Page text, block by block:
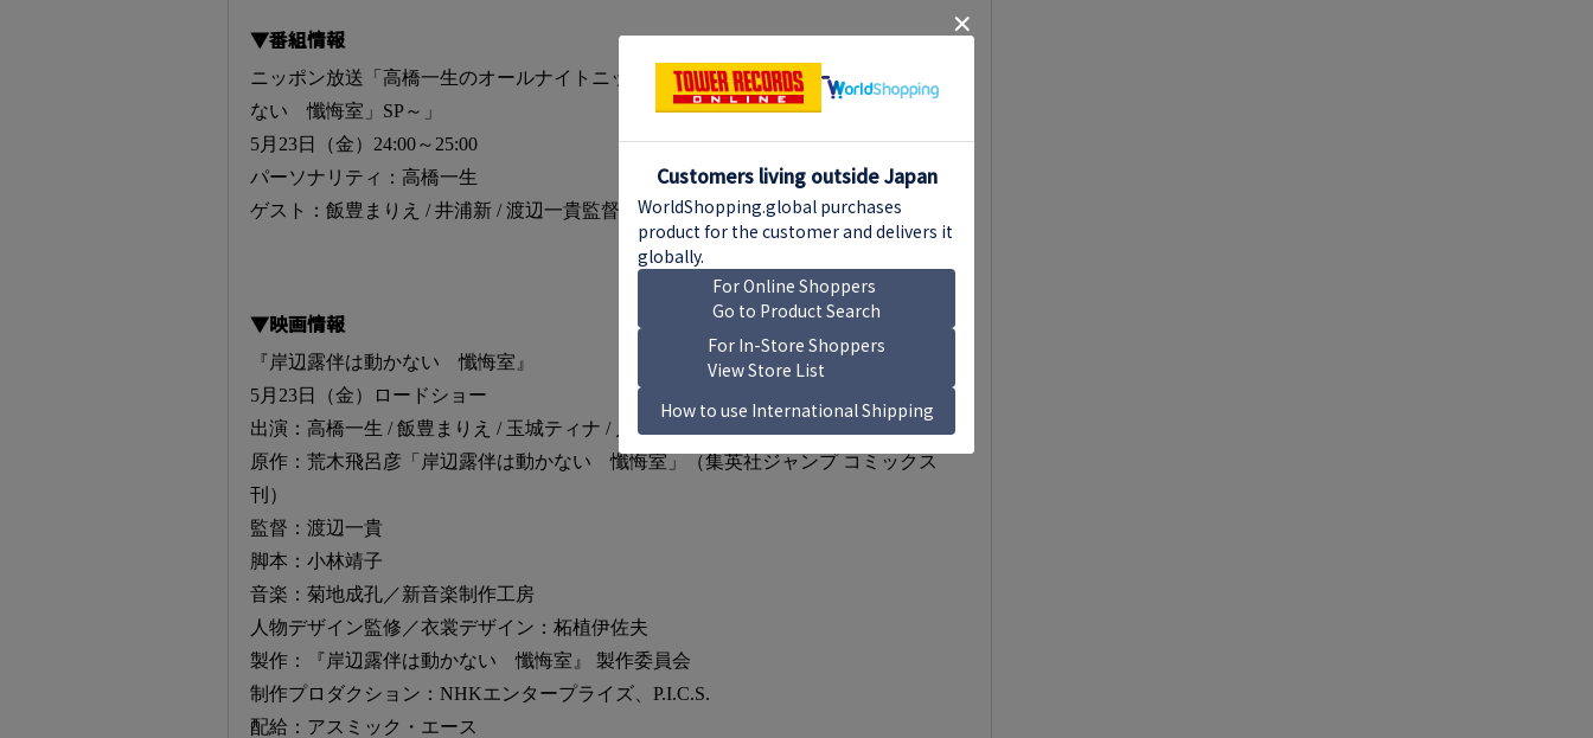
▼番組情報
ニッポン放送「高橋一生のオールナイトニッポンX(クロス)～映画「岸辺露伴は動か
ない 懺悔室」SP～」
5月23日（金）24:00～25:00
パーソナリティ：高橋一生
ゲスト：飯豊まりえ / 井浦新 / 渡辺一貴監督
▼映画情報
『岸辺露伴は動かない 懺悔室』
5月23日（金）ロードショー
出演：高橋一生 / 飯豊まりえ / 玉城ティナ / 戸次重幸 / 大東駿介 / 井浦新
原作：荒木飛呂彦「岸辺露伴は動かない 懺悔室」（集英社ジャンプ コミックス
刊）
監督：渡辺一貴
脚本：小林靖子
音楽：菊地成孔／新音楽制作工房
人物デザイン監修／衣裳デザイン：柘植伊佐夫
製作：『岸辺露伴は動かない 懺悔室』 製作委員会
制作プロダクション：NHKエンタープライズ、P.I.C.S.
配給：アスミック・エース